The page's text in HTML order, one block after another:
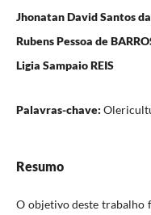
Jhonatan David Santos
Rubens Pessoa de
Ligia Sampaio REIS
Palavras-chave:
Resumo
O objetivo deste trabalho